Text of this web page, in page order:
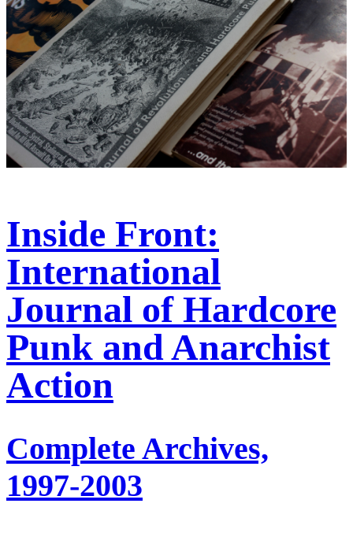
Inside Front:
International
Journal of Hardcore
Punk and Anarchist
Action
Complete Archives,
1997-2003